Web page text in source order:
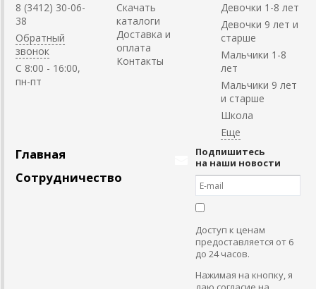
8 (3412) 30-06-
38
Обратный
звонок
C 8:00 - 16:00,
пн-пт
Скачать
каталоги
Доставка и
оплата
Контакты
Девочки 1-8 лет
Девочки 9 лет и
старше
Мальчики 1-8
лет
Мальчики 9 лет
и старше
Школа
Главная
Сотрудничество
Подпишитесь
на наши новости
Доступ к ценам
предоставляется от 6
до 24 часов.
Нажимая на кнопку, я